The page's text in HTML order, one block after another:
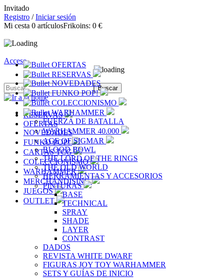
Invitado
Registro /Iniciar sesión
Mi cesta 0 artículosFrikoins: 0 €
Acceso
RESERVAS
OFERTAS
NOVEDADES
FUNKO POP!
CARTAS TCG
COLECCIONISMO
WARHAMMER
MERCHANDISING
JUEGOS
OUTLET
OFERTAS
RESERVAS
NOVEDADES
FUNKO POP!
COLECCIONISMO
WARHAMMER
FUERZA DE BATALLA
WARHAMMER 40.000
AGE OF SIGMAR
BLOOD BOWL
THE LORD OF THE RINGS
THE OLD WORLD
HERRAMIENTAS Y ACCESORIOS
PINTURAS
BASE
TECHNICAL
SPRAY
SHADE
LAYER
CONTRAST
DADOS
REVISTA WHITE DWARF
FIGURAS JOY TOY WARHAMMER
SETS Y GUÍAS DE INICIO